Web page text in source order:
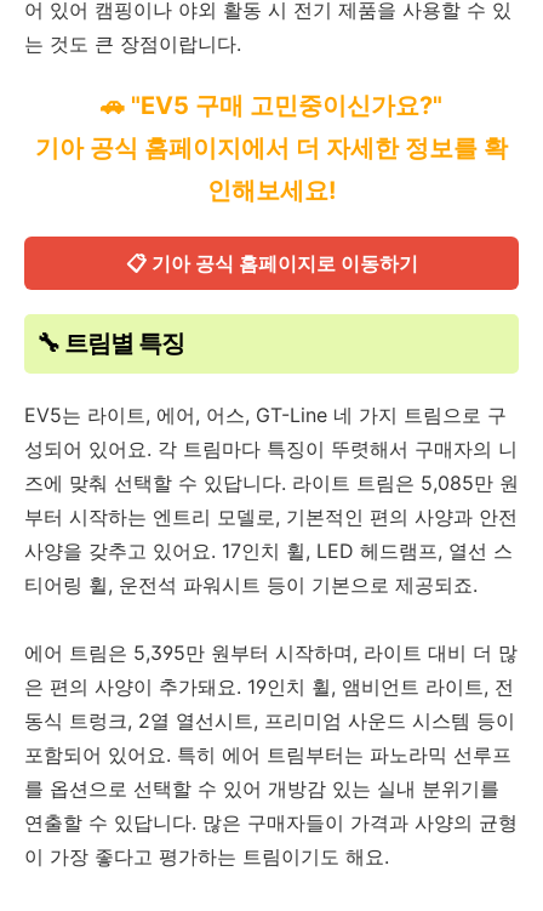
어 있어 캠핑이나 야외 활동 시 전기 제품을 사용할 수 있
는 것도 큰 장점이랍니다.
🚗 "EV5 구매 고민중이신가요?"
기아 공식 홈페이지에서 더 자세한 정보를 확
인해보세요!
📋 기아 공식 홈페이지로 이동하기
🔧 트림별 특징
EV5는 라이트, 에어, 어스, GT-Line 네 가지 트림으로 구
성되어 있어요. 각 트림마다 특징이 뚜렷해서 구매자의 니
즈에 맞춰 선택할 수 있답니다. 라이트 트림은 5,085만 원
부터 시작하는 엔트리 모델로, 기본적인 편의 사양과 안전
사양을 갖추고 있어요. 17인치 휠, LED 헤드램프, 열선 스
티어링 휠, 운전석 파워시트 등이 기본으로 제공되죠.
에어 트림은 5,395만 원부터 시작하며, 라이트 대비 더 많
은 편의 사양이 추가돼요. 19인치 휠, 앰비언트 라이트, 전
동식 트렁크, 2열 열선시트, 프리미엄 사운드 시스템 등이
포함되어 있어요. 특히 에어 트림부터는 파노라믹 선루프
를 옵션으로 선택할 수 있어 개방감 있는 실내 분위기를
연출할 수 있답니다. 많은 구매자들이 가격과 사양의 균형
이 가장 좋다고 평가하는 트림이기도 해요.